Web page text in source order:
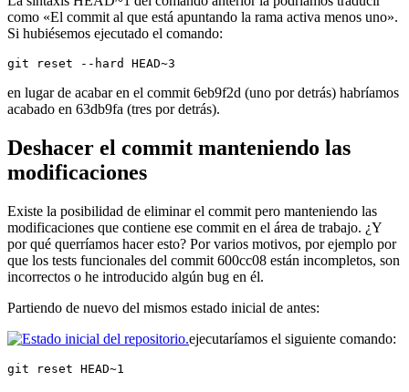
como «El commit al que está apuntando la rama activa menos uno».
Si hubiésemos ejecutado el comando:
git reset --hard HEAD~3
en lugar de acabar en el commit 6eb9f2d (uno por detrás) habríamos
acabado en 63db9fa (tres por detrás).
Deshacer el commit manteniendo las
modificaciones
Existe la posibilidad de eliminar el commit pero manteniendo las
modificaciones que contiene ese commit en el área de trabajo. ¿Y
por qué querríamos hacer esto? Por varios motivos, por ejemplo por
que los tests funcionales del commit 600cc08 están incompletos, son
incorrectos o he introducido algún bug en él.
Partiendo de nuevo del mismos estado inicial de antes:
ejecutaríamos el siguiente comando:
git reset HEAD~1